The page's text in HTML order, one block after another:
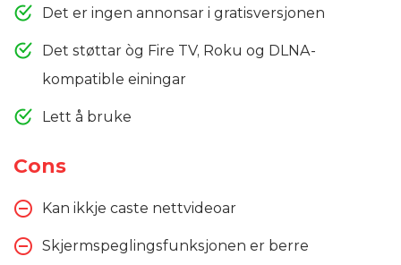
Det er ingen annonsar i gratisversjonen
Det støttar òg Fire TV, Roku og DLNA-
kompatible einingar
Lett å bruke
Cons
Kan ikkje caste nettvideoar
Skjermspeglingsfunksjonen er berre